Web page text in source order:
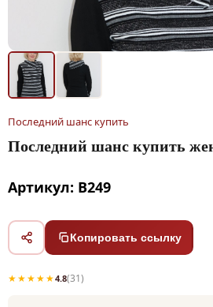
Последний шанс купить
Последний шанс купить
Артикул: В249
Копировать ссылку
★★★★★4.8(31)